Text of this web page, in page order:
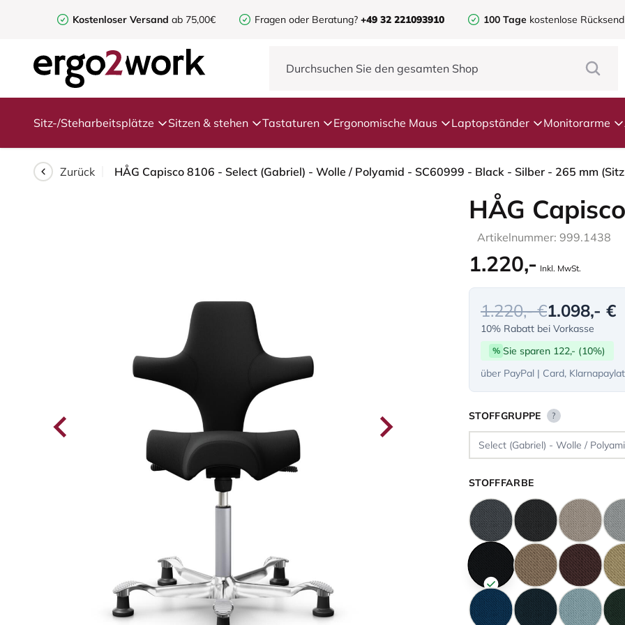
Kostenloser Versand ab 75,00€ Fragen oder Beratung? +49 32 221093910 100 Tage kostenlose
Sitz-/Steharbeitsplätze Sitzen & stehen Tastaturen Ergonomische Maus Laptopständer Monitorarme
Zurück HÅG Capisco 8106 - Select (Gabriel) - Wolle / Polyamid - SC60999 - Black - Silber - 265 mm
HÅG
Artikelnummer: 999.1438
1.220,- Inkl. MwSt.
1.220,- €1.098,- €
10% Rabatt bei Vorkasse
% Sie sparen 122,- (10%)
über PayPal | Card,
STOFFGRUPPE ?
STOFFFARBE